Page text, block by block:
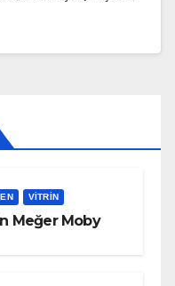
VITRIN
Meğer Moby